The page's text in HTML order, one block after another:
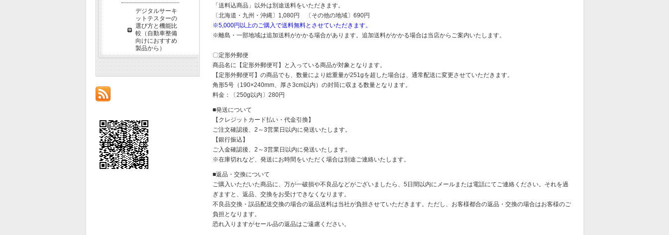
「送料込商品」以外は別途送料をいただきます。
〔北海道・九州・沖縄〕1,080円 〔その他の地域〕690円
※5,000円以上のご購入で送料無料とさせていただきます。
※離島・一部地域は追加送料がかかる場合があります。追加送料がかかる場合は当店からご案内いたします。
〇定形外郵便
商品名に【定形外郵便可】と入っている商品が対象となります。
【定形外郵便可】の商品でも、数量により総重量が251gを超した場合は、通常配送に変更させていただきます。
角形5号（190×240mm、厚さ3cm以内）の封筒に収まる数量となります。
料金：〔250g以内〕280円
■発送について
【クレジットカード払い・代金引換】
ご注文確認後、2～3営業日以内に発送いたします。
【銀行振込】
ご入金確認後、2～3営業日以内に発送いたします。
※在庫切れなど、発送にお時間をいただく場合は別途ご連絡いたします。
■返品・交換について
ご購入いただいた商品に、万が一破損や不良品などがございましたら、5日間以内にメールまたは電話にてご連絡ください。それを過
ぎますと、返品、交換をお受けできなくなります。
不良品交換・誤品配送交換の場合の返品送料は当社が負担させていただきます。ただし、お客様都合の返品・交換の場合はお客様のご
負担となります。
恐れ入りますがセール品の返品はご遠慮ください。
デジタルサーキ
ットテスターの
選び方と機能比
較（自動車整備
向けにおすすめ
製品から）